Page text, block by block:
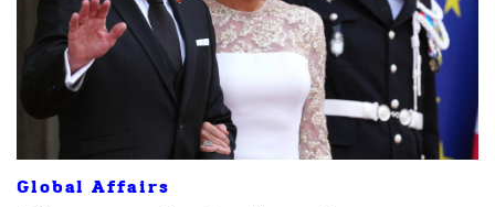
Global Affairs
SHARE